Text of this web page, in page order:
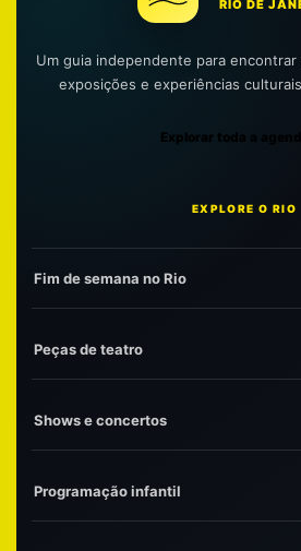
RIO DE
Um guia independente para
exposições e experiências
Explorar toda a agenda
EXPLORE O RIO
Fim de semana no Rio
Peças de teatro
Shows e concertos
Programação infantil